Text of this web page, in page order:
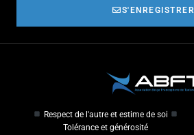
S'ENREGISTRER
Respect de l'autre et estime de soi
Tolérance et générosité